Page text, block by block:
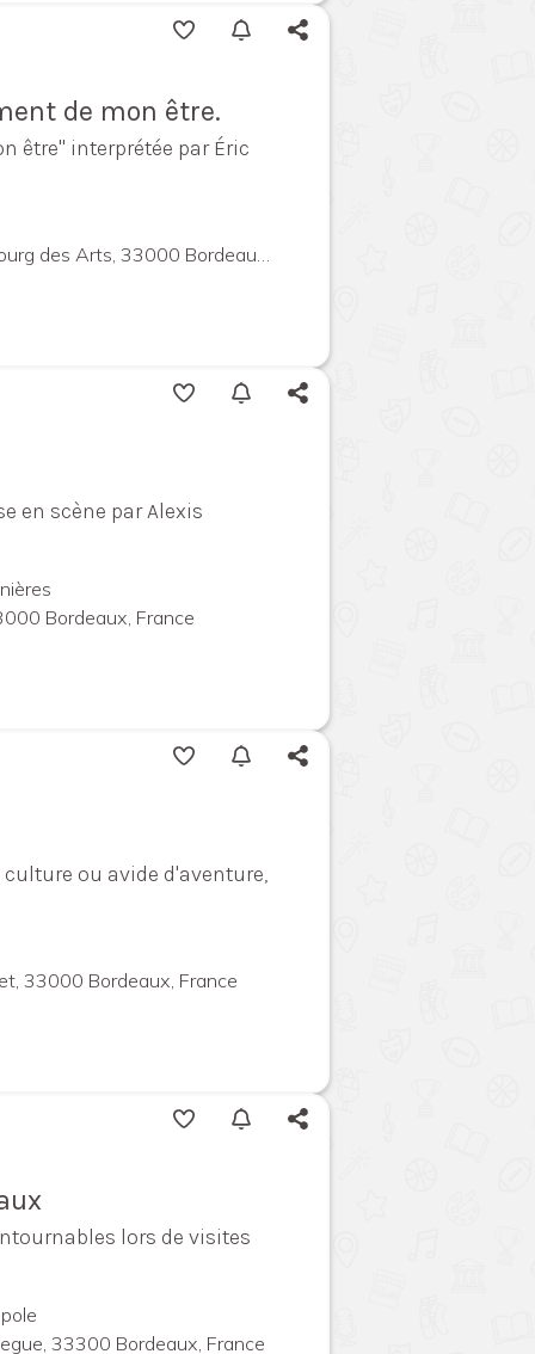
de mon être.
être" interprétée par Éric
des Arts, 33000 Bordeaux, France
en scène par Alexis
Bordeaux, France
ou avide d'aventure,
33000 Bordeaux, France
lors de visites
33300 Bordeaux, France